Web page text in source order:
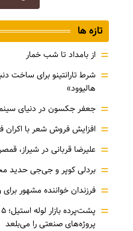
تازه ها
= از بامداد تا شب خمار
= شرط تارانتینو برای ساخت
هالیوود»
= جعفر جکسون در دنیای
= افزایش فروش شعر با اکران
= علیرضا قربانی در شیراز،
= بردلی کوپر و جی‌جی حدید
= فرزندان خواننده مشهور برای
=
پروژه‌های صنعتی را می‌بلعد